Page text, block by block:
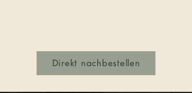
Direkt nachbestellen